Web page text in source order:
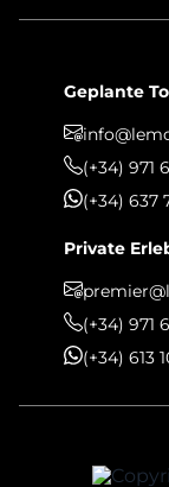
Geplante
(+34) 971
(+34) 637
Private
(+34) 971
(+34) 613